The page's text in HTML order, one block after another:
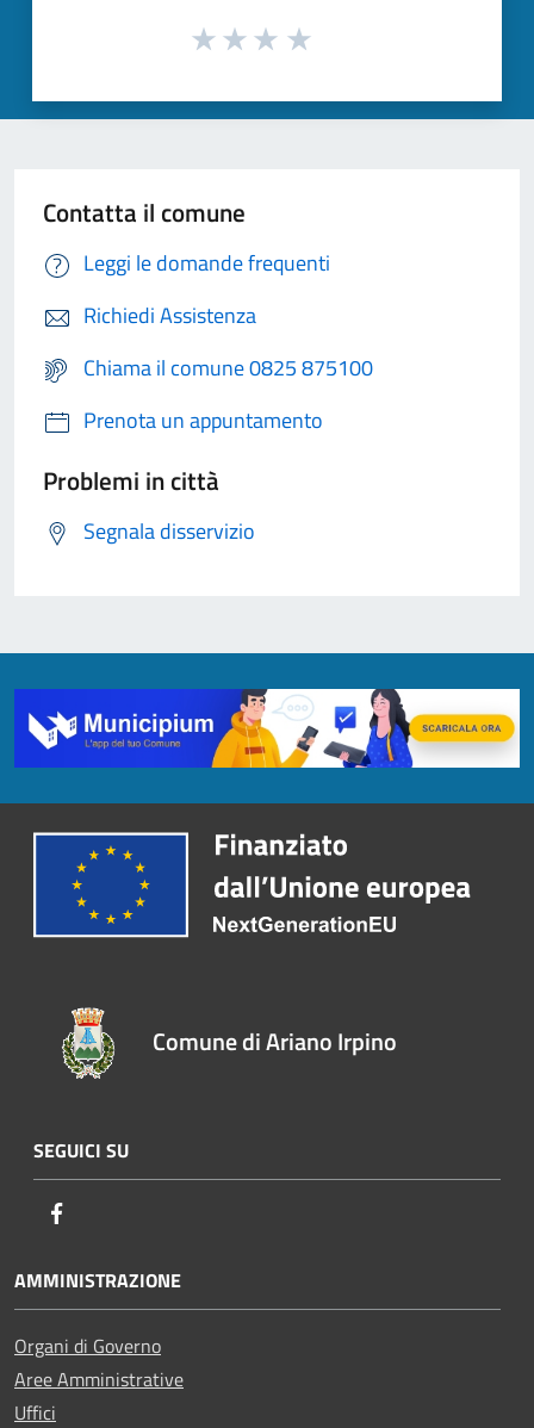
Contatta il comune
Leggi le domande frequenti
Richiedi Assistenza
Chiama il comune 0825 875100
Prenota un appuntamento
Problemi in città
Segnala disservizio
Comune di Ariano Irpino
SEGUICI SU
AMMINISTRAZIONE
Organi di Governo
Aree Amministrative
Uffici